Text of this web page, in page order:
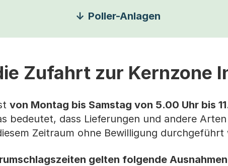
Poller-Anlagen
Zufahrt zur Kernzone
von Montag bis Samstag von 5.00 Uhr bis
bedeutet, dass Lieferungen und andere
Zeitraum ohne Bewilligung durchgeführt
gelten folgende